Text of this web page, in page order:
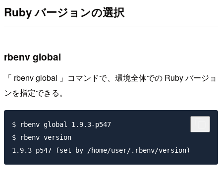
Ruby バージョンの選択
rbenv global
「 rbenv global 」コマンドで、環境全体での Ruby バージョ
ンを指定できる。
$ rbenv global 1.9.3-p547
$ rbenv version